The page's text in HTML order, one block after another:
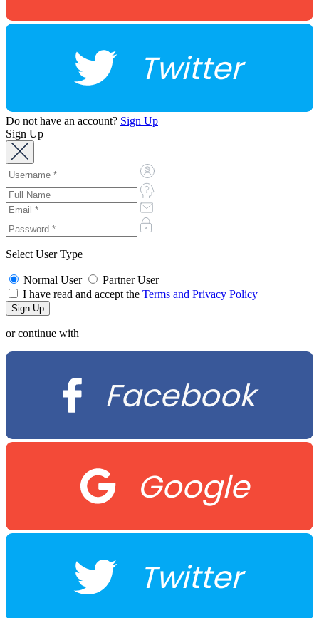
Twitter
Do not have an account? Sign Up
Sign Up
Select User Type
Normal User
Partner User
I have read and accept the Terms and Privacy Policy
or continue with
Facebook
Google
Twitter